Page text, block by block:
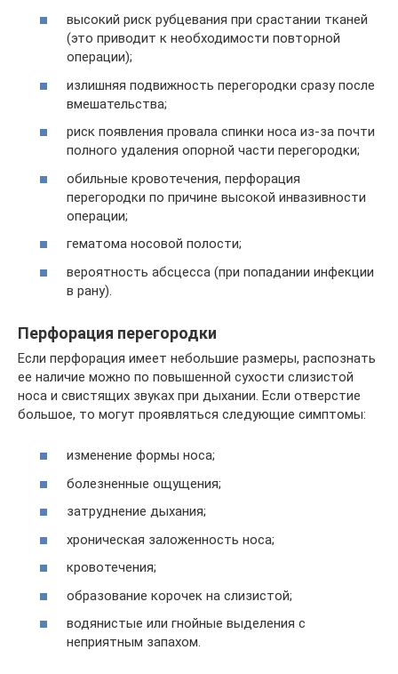
высокий риск рубцевания при срастании тканей
(это приводит к необходимости повторной
операции);
излишняя подвижность перегородки сразу после
вмешательства;
риск появления провала спинки носа из-за почти
полного удаления опорной части перегородки;
обильные кровотечения, перфорация
перегородки по причине высокой инвазивности
операции;
гематома носовой полости;
вероятность абсцесса (при попадании инфекции
в рану).
Перфорация перегородки
Если перфорация имеет небольшие размеры, распознать
ее наличие можно по повышенной сухости слизистой
носа и свистящих звуках при дыхании. Если отверстие
большое, то могут проявляться следующие симптомы:
изменение формы носа;
болезненные ощущения;
затруднение дыхания;
хроническая заложенность носа;
кровотечения;
образование корочек на слизистой;
водянистые или гнойные выделения с
неприятным запахом.